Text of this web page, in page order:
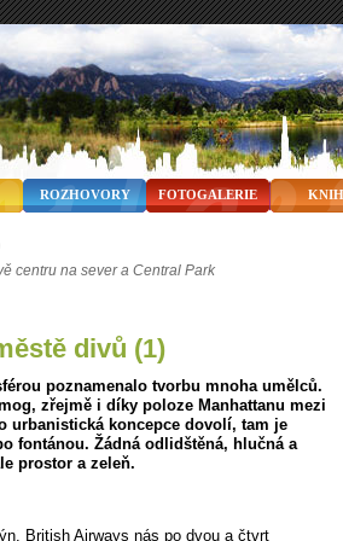
ROZHOVORY FOTOGALERIE
centru na sever a Central Park
divů (1)
poznamenalo tvorbu mnoha umělců.
zřejmě i díky poloze Manhattanu mezi
urbanistická koncepce dovolí, tam je
fontánou. Žádná odlidštěná, hlučná a
prostor a zeleň.
British Airways nás po dvou a čtvrt